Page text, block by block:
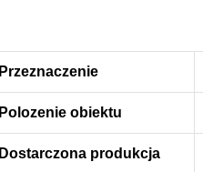
Przeznaczenie
Polozenie obiektu
Dostarczona produkcja